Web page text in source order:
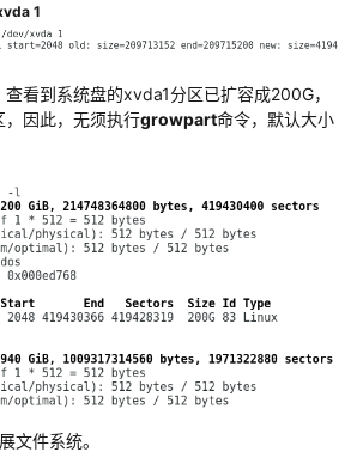
1
看到系统盘的xvda1分区已扩容成200G，
，因此，无须执行growpart命令，默认大小
文件系统。